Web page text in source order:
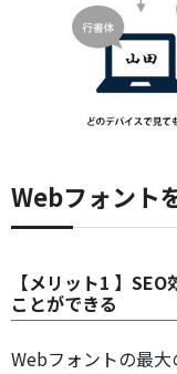
Webフォント
【メリット1 】
ことができる
Webフォントの最